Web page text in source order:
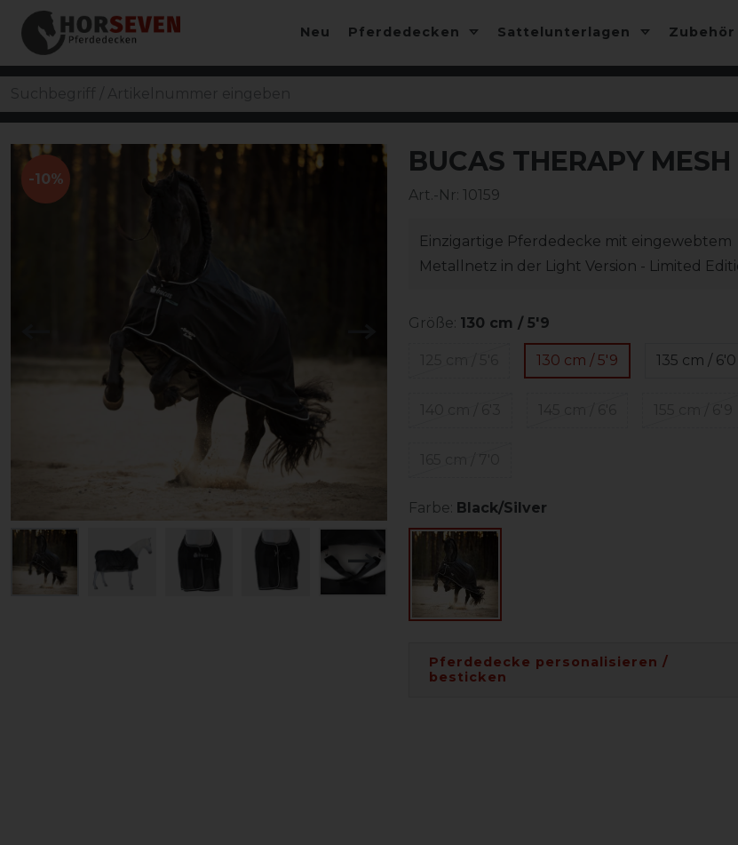
Neu Pferdedecken Sattelunterlagen Zubehör
-10%
BUCAS THERAPY
Art.-Nr: 10159
Einzigartige Pferdedecke mit eingewebtem
Metallnetz in der Light Version - Limited
Größe: 130 cm / 5'9
130 cm / 5'9 135 cm / 6'0
Farbe: Black/Silver
Pferdedecke personalisieren /
besticken